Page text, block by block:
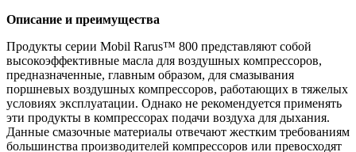
Описание и преимущества
Продукты серии Mobil Rarus™ 800 представляют собой
высокоэффективные масла для воздушных компрессоров,
предназначенные, главным образом, для смазывания
поршневых воздушных компрессоров, работающих в тяжелых
условиях эксплуатации. Однако не рекомендуется применять
эти продукты в компрессорах подачи воздуха для дыхания.
Данные смазочные материалы отвечают жестким требованиям
большинства производителей компрессоров или превосходят